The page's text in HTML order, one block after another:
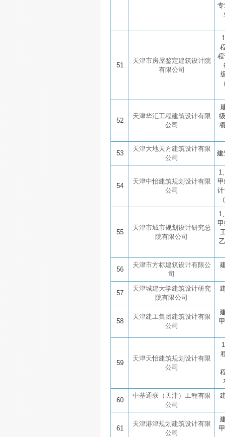
51
天津市房屋鉴定建筑设计院
有限公司
52
天津华汇工程建筑设计有限
公司
53
天津大地天方建筑设计有限
公司
建
54
天津中怡建筑规划设计有限
公司
1
55
天津市城市规划设计研究总
院有限公司
1
56
天津市方标建筑设计有限公
司
57
天津城建大学建筑设计研究
院有限公司
58
天津建工集团建筑设计有限
公司
59
天津天怡建筑规划设计有限
公司
60
中基通联（天津）工程有限
公司
61
天津港津规划建筑设计有限
公司